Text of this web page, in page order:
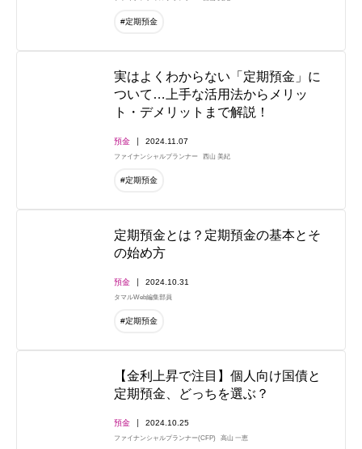
#定期預金
実はよくわからない「定期預金」に
ついて…上手な活用法からメリッ
ト・デメリットまで解説！
預金 2024.11.07
ファイナンシャルプランナー 西山 美紀
#定期預金
定期預金とは？定期預金の基本とそ
の始め方
預金 2024.10.31
タマルWeb編集部員
#定期預金
【金利上昇で注目】個人向け国債と
定期預金、どっちを選ぶ？
預金 2024.10.25
ファイナンシャルプランナー(CFP) 高山 一恵